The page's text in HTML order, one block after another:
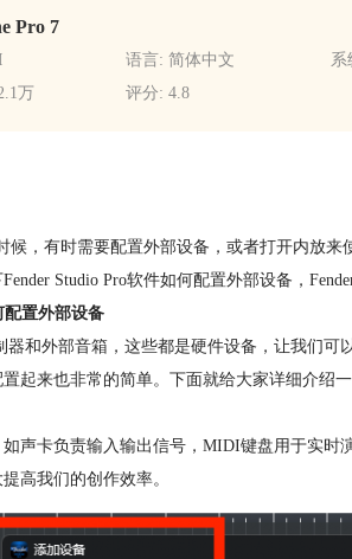
Pro 7
语言: 简体中文
系
万
评分: 4.8
候，有时需要配置外部设备，或者打开内放
Studio Pro软件如何配置外部设备，
配置外部设备
和外部音箱，这些都是硬件设备，让我们可
起来也非常的简单。下面就给大家详细介绍
声卡负责输入输出信号，MIDI键盘用于实
高我们的创作效率。